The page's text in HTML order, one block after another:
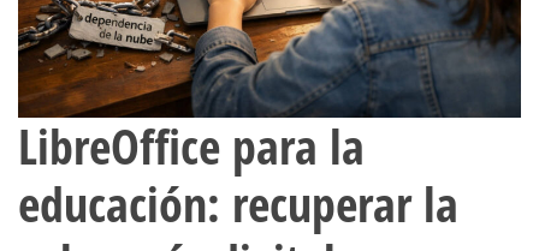
LibreOffice para la
educación: recuperar la